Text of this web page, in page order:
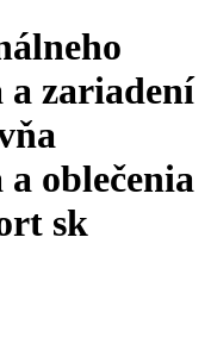
a zariadení
oblečenia
sk